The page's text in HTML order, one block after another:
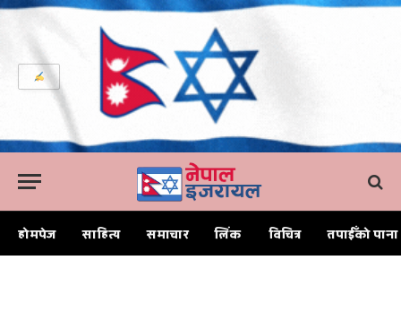
होमपेज साहित्य समाचार लिंक विचित्र तपाईँको पाना